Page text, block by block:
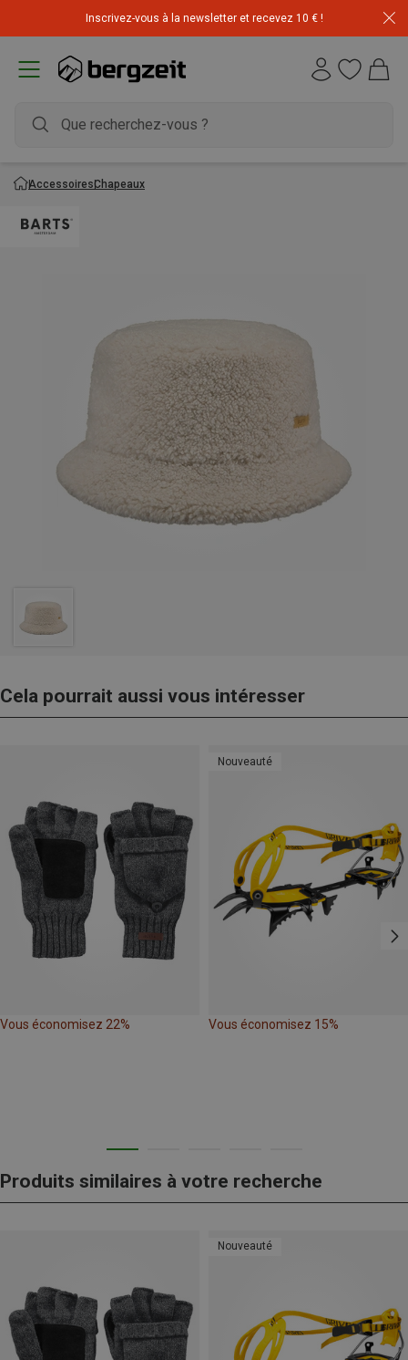
Inscrivez-vous à la newsletter et recevez 10 € !
AccessoiresChapeaux
Cela pourrait aussi vous intéresser
Vous économisez 22%
Nouveauté
Vous économisez 15%
Produits similaires à votre recherche
Nouveauté